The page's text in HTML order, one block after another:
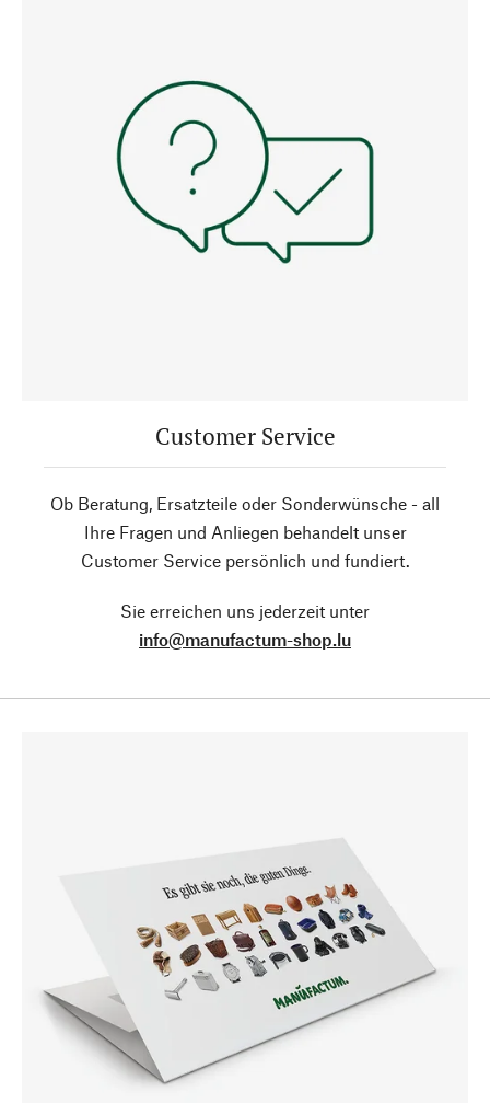
Customer Service
Ob Beratung, Ersatzteile oder Sonderwünsche - all
Ihre Fragen und Anliegen behandelt unser
Customer Service persönlich und fundiert.
Sie erreichen uns jederzeit unter
info@manufactum-shop.lu